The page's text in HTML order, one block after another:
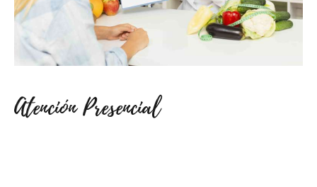
CONTACTO
Atención Presencial